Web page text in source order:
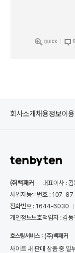
0
회사소개채용정보이
㈜백패커 대표이사 :
사업자등록번호 : 107-
전화번호 : 1644-6030
개인정보보호책임자 : 김동
호스팅서비스 : (주)백패커
사이트 내 판매 상품 중 일